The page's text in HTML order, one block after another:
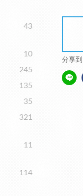
43
10
245
135
35
321
11
114
分享到